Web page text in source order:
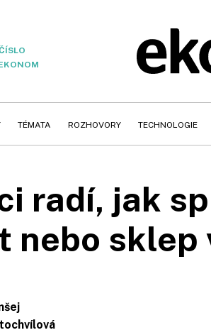
TÉMATA ROZHOVORY TECHNOLOGIE
radí, jak
nebo